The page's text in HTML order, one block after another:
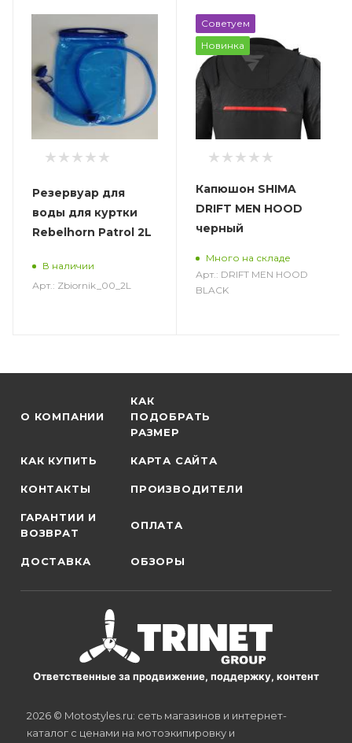
Резервуар для
воды для куртки
Rebelhorn Patrol 2L
В наличии
Арт.: Zbiornik_00_2L
Советуем
Новинка
Капюшон SHIMA
DRIFT MEN HOOD
черный
Много на складе
Арт.: DRIFT MEN HOOD
BLACK
О КОМПАНИИ
КАК
ПОДОБРАТЬ
РАЗМЕР
КАК КУПИТЬ КАРТА САЙТА
КОНТАКТЫ ПРОИЗВОДИТЕЛИ
ГАРАНТИИ И
ВОЗВРАТ
ОПЛАТА
ДОСТАВКА ОБЗОРЫ
Ответственные за продвижение, поддержку, контент
2026 © Motostyles.ru: сеть магазинов и интернет-
каталог с ценами на мотоэкипировку и